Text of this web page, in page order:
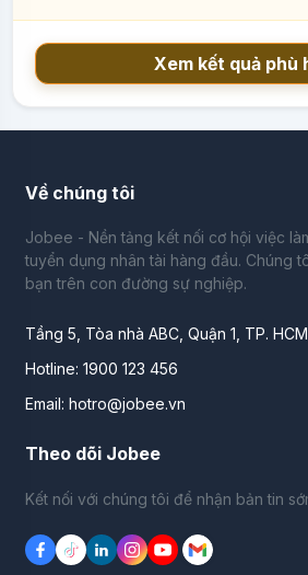
Xem kết quả phù
Về chúng tôi
Jobee - Nền tảng kết nối cơ hội việc
tuyển dụng nhân tài hàng đầu. Chúng
bạn trên con đường sự nghiệp.
Tầng 5, Tòa nhà ABC, Quận 1, TP. HCM
Hotline: 1900 123 456
Email: hotro@jobee.vn
Theo dõi Jobee
Kết nối với chúng tôi để nhận bản tin